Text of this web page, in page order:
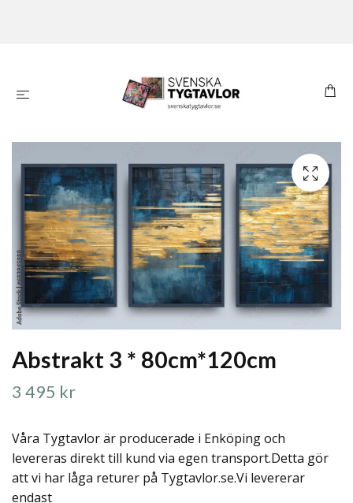
Abstrakt 3 * 80cm*120cm
3 495 kr
Våra Tygtavlor är producerade i Enköping och
levereras direkt till kund via egen transport.Detta gör
att vi har låga returer på Tygtavlor.se.Vi levererar
endast